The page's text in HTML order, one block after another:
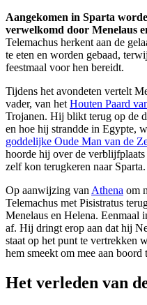
Aangekomen in Sparta
verwelkomd door Menelaus
Telemachus herkent aan de
te eten en worden gebaad,
feestmaal voor hen bereidt.
Tijdens het avondeten vertelt
vader, van het Houten Paard
Trojanen. Hij blikt terug op de
en hoe hij strandde in Egypte,
goddelijke Oude Man van de
hoorde hij over de
zelf kon terugkeren naar Sparta.
Op aanwijzing van Athena om
Telemachus met Pisistratus
Menelaus en Helena. Eenmaal
af. Hij dringt erop aan dat hij
staat op het punt te vertrekken
hem smeekt om mee aan boord
Het verleden van